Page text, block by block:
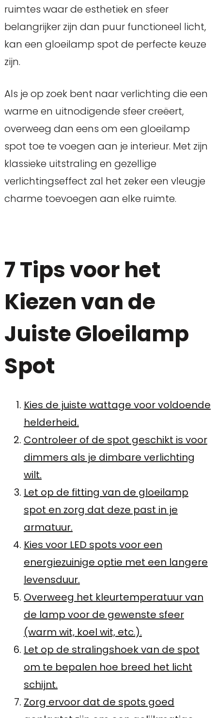
ruimtes waar de esthetiek en sfeer
belangrijker zijn dan puur functioneel licht,
kan een gloeilamp spot de perfecte keuze
zijn.
Als je op zoek bent naar verlichting die een
warme en uitnodigende sfeer creëert,
overweeg dan eens om een gloeilamp
spot toe te voegen aan je interieur. Met zijn
klassieke uitstraling en gezellige
verlichtingseffect zal het zeker een vleugje
charme toevoegen aan elke ruimte.
7 Tips voor het
Kiezen van de
Juiste Gloeilamp
Spot
Kies de juiste wattage voor voldoende
helderheid.
Controleer of de spot geschikt is voor
dimmers als je dimbare verlichting
wilt.
Let op de fitting van de gloeilamp
spot en zorg dat deze past in je
armatuur.
Kies voor LED spots voor een
energiezuinige optie met een langere
levensduur.
Overweeg het kleurtemperatuur van
de lamp voor de gewenste sfeer
(warm wit, koel wit, etc.).
Let op de stralingshoek van de spot
om te bepalen hoe breed het licht
schijnt.
Zorg ervoor dat de spots goed